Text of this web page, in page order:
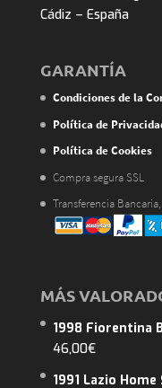
Cádiz – España
GARANTÍA
Condiciones de la
Política de
Política de Cookies
Compra segura SSL
Transferencia
MÁS
1998 Fiorentina
46,00€
1991 Lazio